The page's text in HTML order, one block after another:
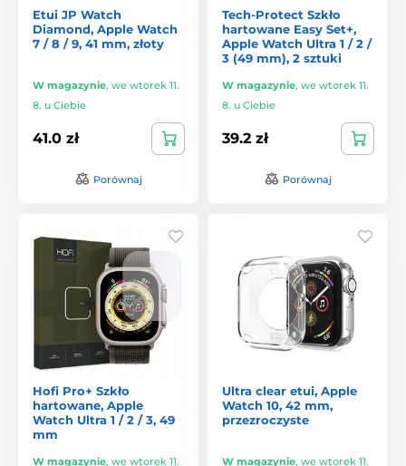
Etui JP Watch
Diamond, Apple Watch
7 / 8 / 9, 41 mm, złoty
W magazynie, we wtorek 11.
8. u Ciebie
41.0 zł
Porównaj
Tech-Protect Szkło
hartowane Easy Set+,
Apple Watch Ultra 1 / 2 /
3 (49 mm), 2 sztuki
W magazynie, we wtorek 11.
8. u Ciebie
39.2 zł
Porównaj
Hofi Pro+ Szkło
hartowane, Apple
Watch Ultra 1 / 2 / 3, 49
mm
W magazynie, we wtorek 11.
Ultra clear etui, Apple
Watch 10, 42 mm,
przezroczyste
W magazynie, we wtorek 11.